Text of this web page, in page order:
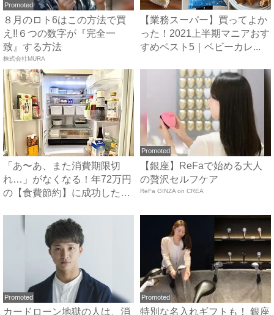
Promoted
８月のロト6はこの方法で買
え!!６つの数字が『完全一
致』する方法
株式会社MURA
【業務スーパー】買ってよか
った！2021上半期マニアおす
すめベスト5｜ベビーカレ...
「あ〜あ、また消費期限切
れ…」がなくなる！年72万円
の【食費節約】に成功した冷
Promoted
【銀座】ReFaで始める大人
の贅沢セルフケア
ReFa GINZA on CREA
Promoted
カードローン地獄の人は、消
Promoted
特別な名入れギフトも！ 銀座